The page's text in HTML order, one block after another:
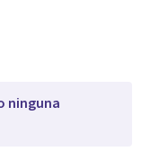
ninguna